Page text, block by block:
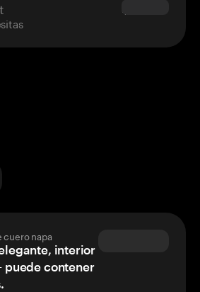
$180.00
cuero napa
interior
puede contener